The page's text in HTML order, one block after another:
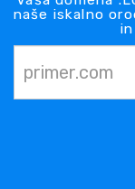
naše iskalno